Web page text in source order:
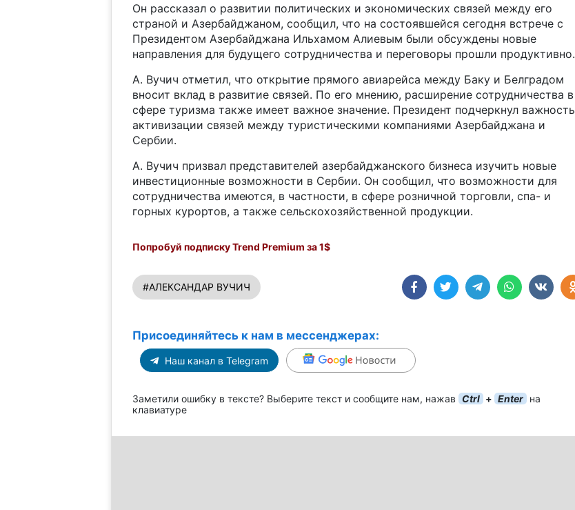
Он рассказал о развитии политических и экономических связей между его
страной и Азербайджаном, сообщил, что на состоявшейся сегодня встрече с
Президентом Азербайджана Ильхамом Алиевым были обсуждены новые
направления для будущего сотрудничества и переговоры прошли продуктивно.
А. Вучич отметил, что открытие прямого авиарейса между Баку и Белградом
вносит вклад в развитие связей. По его мнению, расширение сотрудничества в
сфере туризма также имеет важное значение. Президент подчеркнул важность
активизации связей между туристическими компаниями Азербайджана и
Сербии.
А. Вучич призвал представителей азербайджанского бизнеса изучить новые
инвестиционные возможности в Сербии. Он сообщил, что возможности для
сотрудничества имеются, в частности, в сфере розничной торговли, спа- и
горных курортов, а также сельскохозяйственной продукции.
Попробуй подписку Trend Premium за 1$
#АЛЕКСАНДАР ВУЧИЧ
Присоединяйтесь к нам в мессенджерах:
Наш канал в Telegram
Заметили ошибку в тексте? Выберите текст и сообщите нам, нажав Ctrl + Enter на
клавиатуре